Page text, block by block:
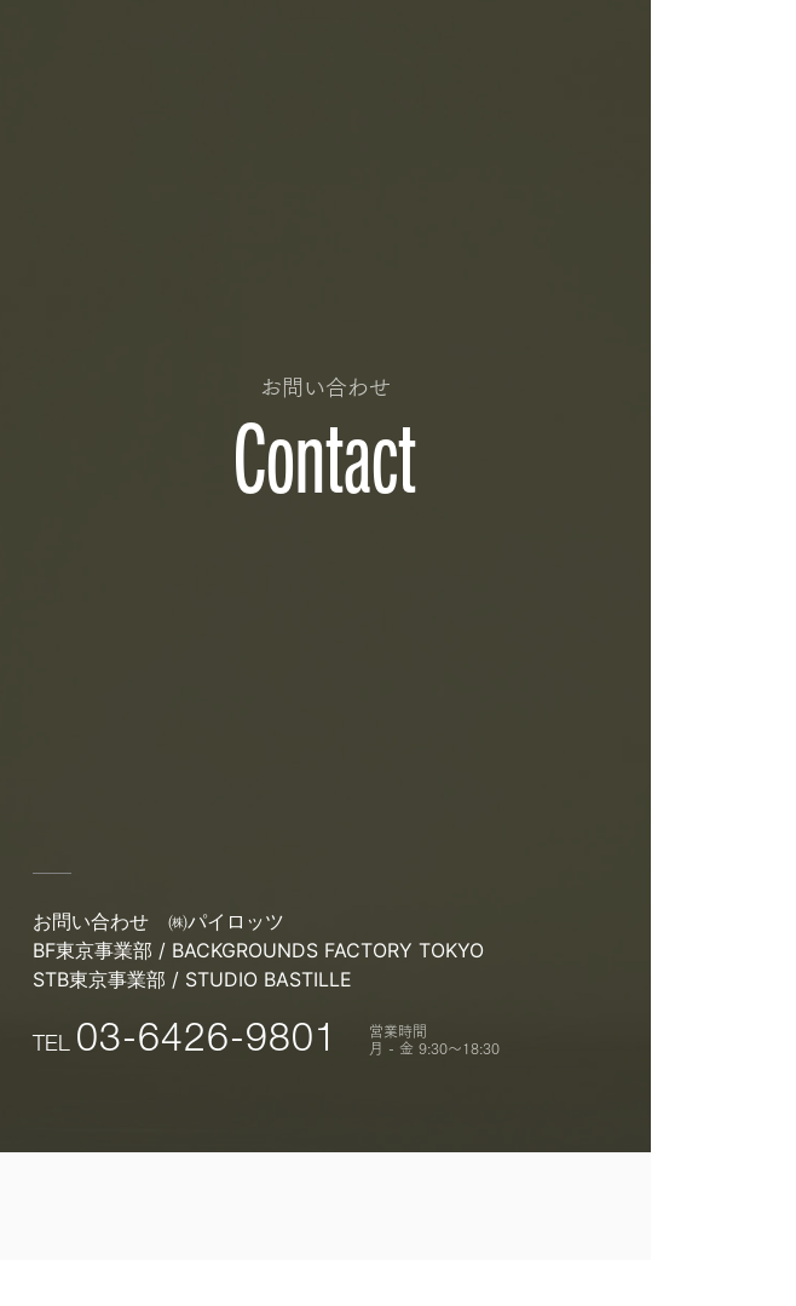
お問い合わせ
Contact
お問い合わせ
㈱パイロッツ
BF東京事業部 / BACKGROUNDS FACTORY TOKYO
STB東京事業部 / STUDIO BASTILLE
TEL 03-6426-9801 営業時間
月 - 金 9:30〜18:30